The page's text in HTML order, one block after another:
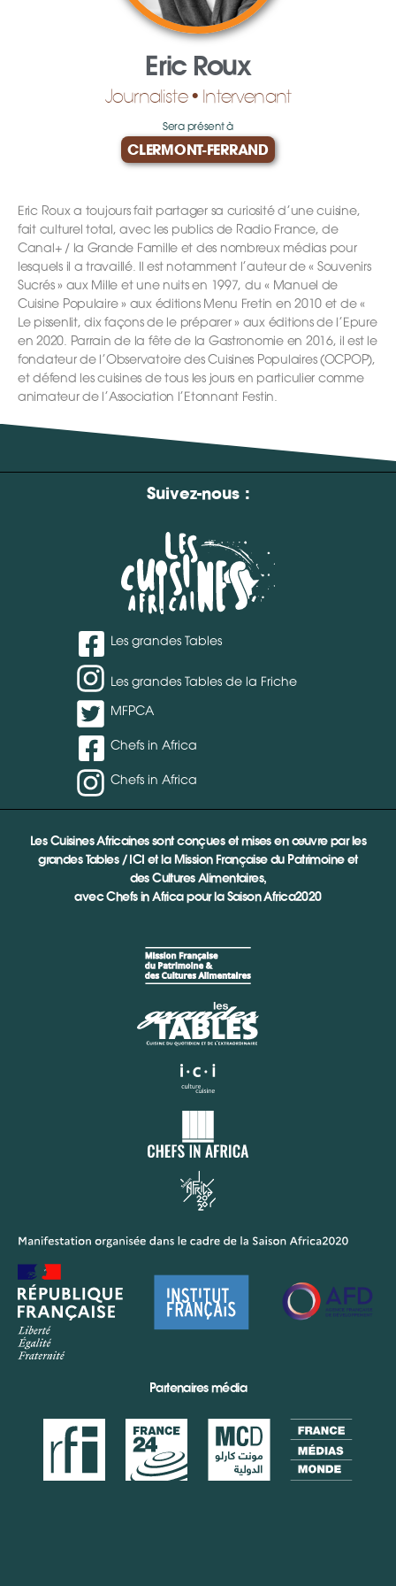
Eric Roux
Journaliste • Intervenant
Sera présent à
CLERMONT-FERRAND
Eric Roux a toujours fait partager sa curiosité d’une cuisine,
fait culturel total, avec les publics de Radio France, de
Canal+ / la Grande Famille et des nombreux médias pour
lesquels il a travaillé. Il est notamment l’auteur de « Souvenirs
Sucrés » aux Mille et une nuits en 1997, du « Manuel de
Cuisine Populaire » aux éditions Menu Fretin en 2010 et de «
Le pissenlit, dix façons de le préparer » aux éditions de l’Epure
en 2020. Parrain de la fête de la Gastronomie en 2016, il est le
fondateur de l’Observatoire des Cuisines Populaires (OCPOP),
et défend les cuisines de tous les jours en particulier comme
animateur de l’Association l’Etonnant Festin.
Suivez-nous :
Les grandes Tables
Les grandes Tables de la Friche
MFPCA
Chefs in Africa
Chefs in Africa
Les Cuisines Africaines sont conçues et mises en œuvre par les
grandes Tables / ICI et la Mission Française du Patrimoine et
des Cultures Alimentaires,
avec Chefs in Africa pour la Saison Africa2020
Partenaires média